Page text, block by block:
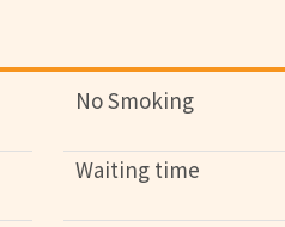
No Smoking
Waiting time